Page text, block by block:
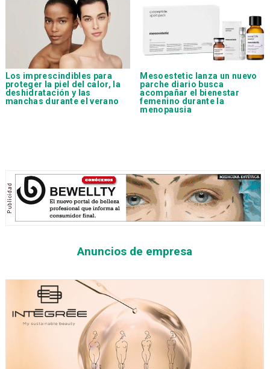
Los imprescindibles para
proteger la piel del calor, la
deshidratación y las
manchas durante el verano
Mesoestetic lanza un nuevo
parche diario busca
acompañar el bienestar
femenino durante la
menopausia
Anuncios de empresa